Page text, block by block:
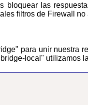
filtros de Firewall no
local" utilizamos